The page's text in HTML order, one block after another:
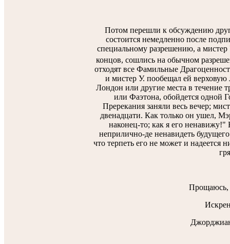
Потом перешли к обсуждению
состоится немедленно после
специальному разрешению, а
концов, сошлись на обычном
отходят все Фамильные
и мистер У. пообещал ей верховую
Лондон или другие места в течение
или Фаэтона, обойдется одной
Пререкания заняли весь вечер;
двенадцати. Как только он ушел,
наконец-то; как я его ненавижу!"
неприлично-де ненавидеть
что терпеть его не может и надеется
Прощаюсь,